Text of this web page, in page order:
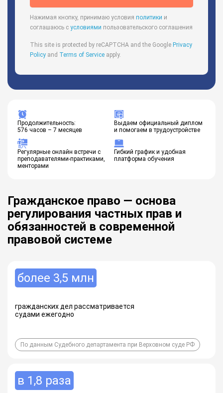
Нажимая кнопку, принимаю условия политики и
соглашаюсь с условиями пользовательского соглашения
This site is protected by reCAPTCHA and the Google Privacy
Policy and Terms of Service apply.
Продолжительность:
576 часов – 7 месяцев
Выдаем официальный диплом
и помогаем в трудоустройстве
Регулярные онлайн встречи с
преподавателями-практиками,
менторами
Гибкий график и удобная
платформа обучения
Гражданское право — основа
регулирования частных прав и
обязанностей в современной
правовой системе
более 3,5 млн
гражданских дел рассматривается
судами ежегодно
По данным Судебного департамента при Верховном суде РФ
в 1,8 раза